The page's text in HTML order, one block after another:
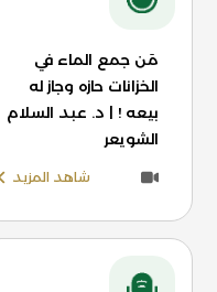
مَن جمع الماء في
الخزانات حازه وجاز له
بيعه ! | د. عبد السلام
الشويعر
شاهد المزيد